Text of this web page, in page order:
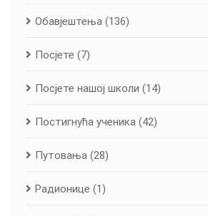
Обавјештења (136)
Посјете (7)
Посјете нашој школи (14)
Постигнућа ученика (42)
Путовања (28)
Радионице (1)